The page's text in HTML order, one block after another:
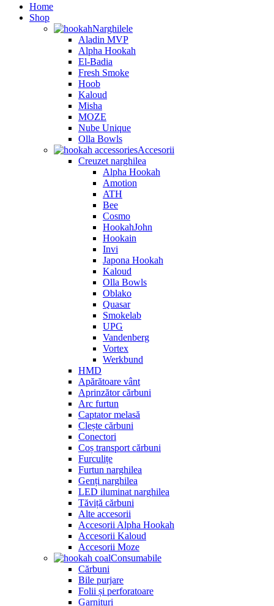
Home
Shop
Narghilele
Aladin MVP
Alpha Hookah
El-Badia
Fresh Smoke
Hoob
Kaloud
Misha
MOZE
Nube Unique
Olla Bowls
Accesorii
Creuzet narghilea
Alpha Hookah
Amotion
ATH
Bee
Cosmo
HookahJohn
Hookain
Invi
Japona Hookah
Kaloud
Olla Bowls
Oblako
Quasar
Smokelab
UPG
Vandenberg
Vortex
Werkbund
HMD
Apărătoare vânt
Aprinzător cărbuni
Arc furtun
Captator melasă
Clește cărbuni
Conectori
Coș transport cărbuni
Furculițe
Furtun narghilea
Genți narghilea
LED iluminat narghilea
Tăviță cărbuni
Alte accesorii
Accesorii Alpha Hookah
Accesorii Kaloud
Accesorii Moze
Consumabile
Cărbuni
Bile purjare
Folii și perforatoare
Garnituri